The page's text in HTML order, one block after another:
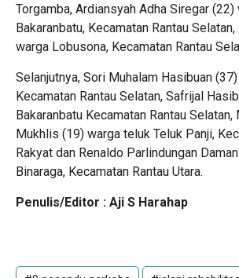
Torgamba, Ardiansyah Adha Siregar (22)
Bakaranbatu, Kecamatan Rantau
warga Lobusona, Kecamatan Rantau
Selanjutnya, Sori Muhalam Hasibuan
Kecamatan Rantau Selatan, Safrijal
Bakaranbatu Kecamatan Rantau Selatan,
Mukhlis (19) warga teluk Teluk Panji,
Rakyat dan Renaldo Parlindungan
Binaraga, Kecamatan Rantau Utara.
Penulis/Editor : Aji S Harahap